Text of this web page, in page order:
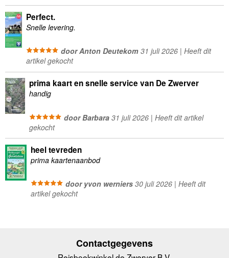
Perfect.
Snelle levering.
door Anton Deutekom31 juli 2026 | Heeft dit
artikel gekocht
prima kaart en snelle service van De Zwerver
handig
door Barbara31 juli 2026 | Heeft dit artikel
gekocht
heel tevreden
prima kaartenaanbod
door yvon werniers30 juli 2026 | Heeft dit
artikel gekocht
Contactgegevens